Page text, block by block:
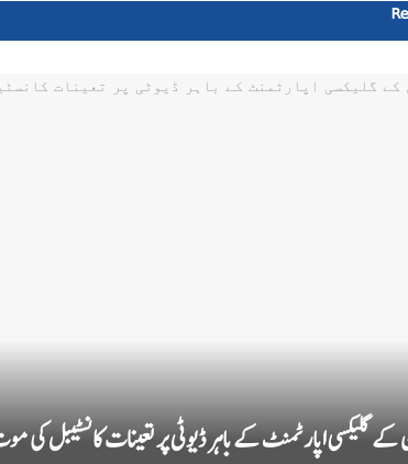
گلیکسی اپارٹمنٹ کے باہر ڈیوٹی پر تعینات کانسٹیبل کی